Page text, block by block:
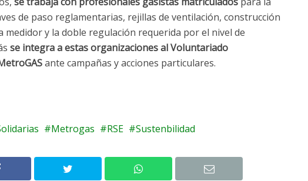
de paso reglamentarias, rejillas de ventilación, construcción
medidor y la doble regulación requerida por el nivel de
se integra a estas organizaciones al Voluntariado
ante campañas y acciones particulares.
Metrogas RSE Sustenbilidad